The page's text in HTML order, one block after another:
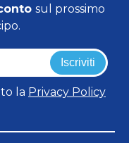
sul prossimo
Iscriviti
la Privacy Policy